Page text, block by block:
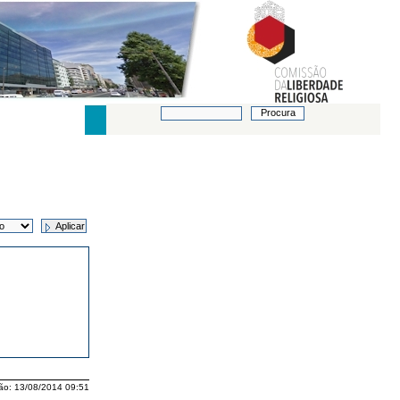
13/08/2014 09:51